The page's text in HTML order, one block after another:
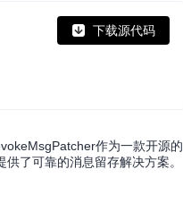
下载源代码
作为一款开源的
了可靠的消息留存解决方案。